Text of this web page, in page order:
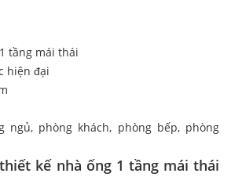
tầng mái thái
hiện đại
ngủ, phòng khách, phòng bếp, phòng
kế nhà ống 1 tầng mái thái